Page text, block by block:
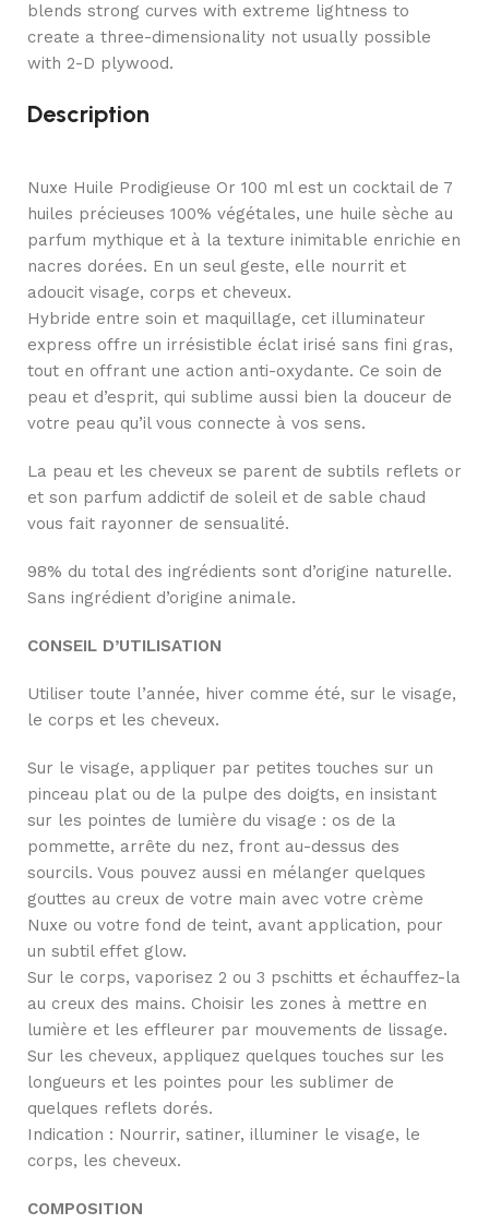
blends strong curves with extreme lightness to
create a three-dimensionality not usually possible
with 2-D plywood.
Description
Nuxe Huile Prodigieuse Or 100 ml est un cocktail de 7
huiles précieuses 100% végétales, une huile sèche au
parfum mythique et à la texture inimitable enrichie en
nacres dorées. En un seul geste, elle nourrit et
adoucit visage, corps et cheveux.
Hybride entre soin et maquillage, cet illuminateur
express offre un irrésistible éclat irisé sans fini gras,
tout en offrant une action anti-oxydante. Ce soin de
peau et d’esprit, qui sublime aussi bien la douceur de
votre peau qu’il vous connecte à vos sens.
La peau et les cheveux se parent de subtils reflets or
et son parfum addictif de soleil et de sable chaud
vous fait rayonner de sensualité.
98% du total des ingrédients sont d’origine naturelle.
Sans ingrédient d’origine animale.
CONSEIL D’UTILISATION
Utiliser toute l’année, hiver comme été, sur le visage,
le corps et les cheveux.
Sur le visage, appliquer par petites touches sur un
pinceau plat ou de la pulpe des doigts, en insistant
sur les pointes de lumière du visage : os de la
pommette, arrête du nez, front au-dessus des
sourcils. Vous pouvez aussi en mélanger quelques
gouttes au creux de votre main avec votre crème
Nuxe ou votre fond de teint, avant application, pour
un subtil effet glow.
Sur le corps, vaporisez 2 ou 3 pschitts et échauffez-la
au creux des mains. Choisir les zones à mettre en
lumière et les effleurer par mouvements de lissage.
Sur les cheveux, appliquez quelques touches sur les
longueurs et les pointes pour les sublimer de
quelques reflets dorés.
Indication : Nourrir, satiner, illuminer le visage, le
corps, les cheveux.
COMPOSITION